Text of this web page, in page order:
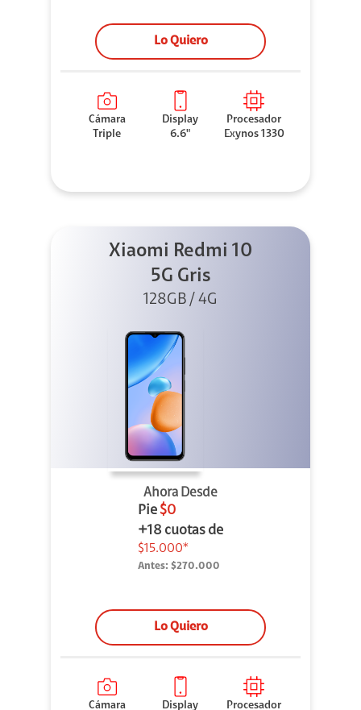
Lo Quiero
Cámara
Triple
Display
6.6"
Procesador
Exynos 1330
Xiaomi Redmi 10
5G Gris
128GB / 4G
Ahora Desde
Pie $0
+18 cuotas de
$15.000*
Antes: $270.000
Lo Quiero
Cámara
Display
Procesador